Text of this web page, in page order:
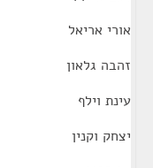
אורי אריאל
זהבה גלאון
עינת וילף
יצחק וקנין